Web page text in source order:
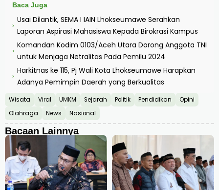
Baca Juga
›
Usai Dilantik, SEMA I IAIN Lhokseumawe Serahkan
Laporan Aspirasi Mahasiswa Kepada Birokrasi Kampus
›
Komandan Kodim 0103/Aceh Utara Dorong Anggota TNI
untuk Menjaga Netralitas Pada Pemilu 2024
›
Harkitnas ke 115, Pj Wali Kota Lhokseumawe Harapkan
Adanya Pemimpin Daerah yang Berkualitas
Wisata Viral UMKM Sejarah Politik Pendidikan
Opini
Olahraga
News Nasional
Bacaan Lainnya